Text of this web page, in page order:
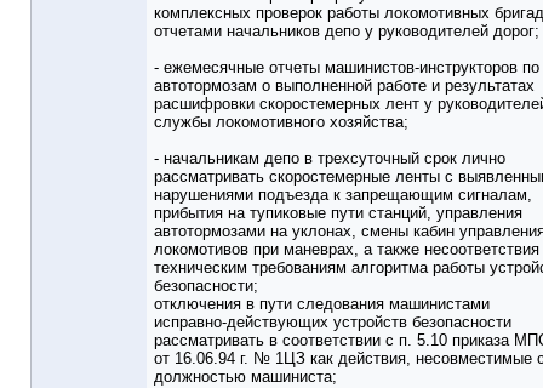
комплексных проверок работы локомотивных
отчетами начальников депо у руководителей дорог;
- ежемесячные отчеты машинистов-инструкторов по
автотормозам о выполненной работе и результатах
расшифровки скоростемерных лент у
службы локомотивного хозяйства;
- начальникам депо в трехсуточный срок лично
рассматривать скоростемерные ленты с
нарушениями подъезда к запрещающим сигналам,
прибытия на тупиковые пути станций, управления
автотормозами на уклонах, смены кабин
локомотивов при маневрах, а также несоответствия
техническим требованиям алгоритма работы
безопасности;
отключения в пути следования машинистами
исправно-действующих устройств безопасности
рассматривать в соответствии с п. 5.10 приказа
от 16.06.94 г. № 1ЦЗ как действия, несовместимые
должностью машиниста;